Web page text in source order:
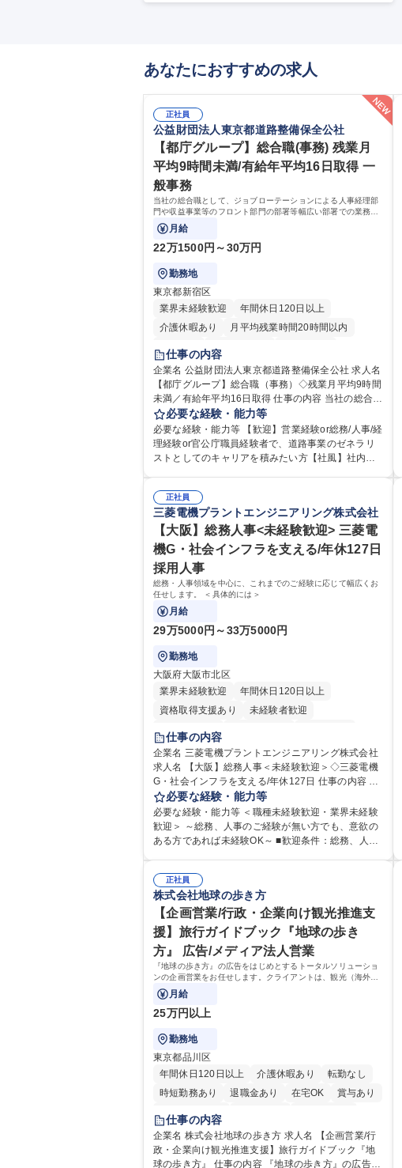
あなたにおすすめの求人
正社員
公益財団法人東京都道路整備保全公社
【都庁グループ】総合職(事務) 残業月
平均9時間未満/有給年平均16日取得 一
般事務
当社の総合職として、ジョブローテーションによる人事経理部
門や収益事業等のフロント部門の部署等幅広い部署での業務を
お任せいたします。研修制度やキャリア支援が充実しておりま
す！ ※下記業務詳細
月給
22万1500円～30万円
勤務地
東京都新宿区
業界未経験歓迎
年間休日120日以上
介護休暇あり
月平均残業時間20時間以内
転勤なし
住宅手当あり
研修あり
退職金あり
賞与あり
完全週休2日制
交通費支給
駅近5分以内
資格取得手当あり
食事補助あり
仕事の内容
企業名 公益財団法人東京都道路整備保全公社 求人名
【都庁グループ】総合職（事務）◇残業月平均9時間
未満／有給年平均16日取得 仕事の内容 当社の総合職
として、ジョブローテーションによる人事経理部門
や収益事業等のフロント部門の部署等幅広い部署で
の業務をお任せいたします。研修制度やキャリア支
援が充実しております！ ※下記業務詳細 【業務詳
運営、新宿駅西口広場の「イベントコーナー」など
の管理運営 ■道路部門：整備の急がれる骨格幹線道路
や木造住宅密集地域の特定整備路線の用地取得、道
路に関する普及啓発事業、都内の道路施設や道路工
事現場の見学ツアー事業 ※入社後は上記いずれかの
部門へ配属。※業務内容変更の範囲：会社の定める
業務 募集職種 【都庁グループ】総合職（事務）◇残
業月平均9時間未満／有給年平均16日取得
必要な経験・能力等
必要な経験・能力等 【歓迎】営業経験or総務/人事/経
理経験or官公庁職員経験者で、道路事業のゼネラリ
ストとしてのキャリアを積みたい方【社風】社内関
携われる：総合職（事務）では、駐車場の管理運営
や道路用地の取得、公益財団法人の中枢を担う管理
部門など多岐に渡る業務を経験できます。 ■様々なプ
ロジェクト：駐車場事業の他、新宿駅西口広場内に
設置された照明を兼ねた広告「ブライトサイン」の
管理運営を行うなど、事業収益を生み出す活動を積
極的に行っています。 学歴・資格 学歴：大学院 大学
高専 短大 専修学校 高校 語学力： 資格：
正社員
三菱電機プラントエンジニアリング株式会社
【大阪】総務人事<未経験歓迎> 三菱電
機G・社会インフラを支える/年休127日
採用人事
総務・人事領域を中心に、これまでのご経験に応じて幅広くお
任せします。 ＜具体的には＞
月給
29万5000円～33万5000円
勤務地
大阪府大阪市北区
業界未経験歓迎
年間休日120日以上
資格取得支援あり
未経験者歓迎
住宅手当あり
退職金あり
在宅OK
賞与あり
完全週休2日制
交通費支給
駅近5分以内
土日祝休み
服装自由
寮・社宅あり
食事補助あり
仕事の内容
企業名 三菱電機プラントエンジニアリング株式会社
求人名 【大阪】総務人事＜未経験歓迎＞◇三菱電機
G・社会インフラを支える/年休127日 仕事の内容 総
務・人事領域を中心に、これまでのご経験に応じて
幅広くお任せします。 ＜具体的には＞ ・総務/人事労
務（給与・社保・勤怠管理など） ・採用・教育研修
・福利厚生運用 など ※基本的には事務所勤務です
当業務を持ちつつ、お互いに助け合いながら、総務
部という組織として協力しながら進める体制です。
募集職種 【大阪】総務人事＜未経験歓迎＞◇三菱電
機G・社会インフラを支える/年休127日
必要な経験・能力等
必要な経験・能力等 ＜職種未経験歓迎・業界未経験
歓迎＞ ～総務、人事のご経験が無い方でも、意欲の
ある方であれば未経験OK～ ■歓迎条件：総務、人事
い、業務を円滑に遂行できる協調性やコミュニケー
ション能力を持っている方 ・人事総務領域に興味が
ありゼネラリスト志向をお持ちの方 学歴・資格 学
歴：大学院 大学 語学力： 資格：
正社員
株式会社地球の歩き方
【企画営業/行政・企業向け観光推進支
援】旅行ガイドブック『地球の歩き
方』 広告/メディア法人営業
『地球の歩き方』の広告をはじめとするトータルソリューショ
ンの企画営業をお任せします。クライアントは、観光（海外旅
行、国内旅行、インバウンド）で地域や事業を推進したい国内
外の行政や企業です。
月給
25万円以上
勤務地
東京都品川区
年間休日120日以上
介護休暇あり
転勤なし
時短勤務あり
退職金あり 在宅OK
賞与あり
完全週休2日制
土日祝休み
仕事の内容
企業名 株式会社地球の歩き方 求人名 【企画営業/行
政・企業向け観光推進支援】旅行ガイドブック『地
球の歩き方』 仕事の内容 『地球の歩き方』の広告を